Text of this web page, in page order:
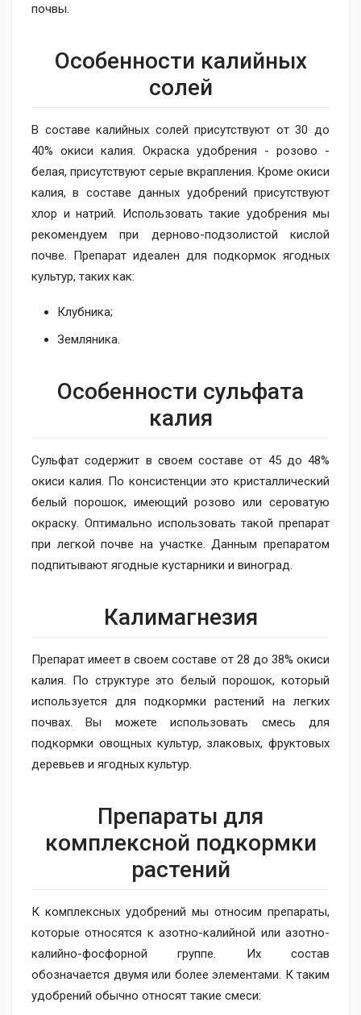
почвы.
Особенности калийных
солей
В составе калийных солей присутствуют от 30 до
40% окиси калия. Окраска удобрения - розово -
белая, присутствуют серые вкрапления. Кроме окиси
калия, в составе данных удобрений присутствуют
хлор и натрий. Использовать такие удобрения мы
рекомендуем при дерново-подзолистой кислой
почве. Препарат идеален для подкормок ягодных
культур, таких как:
Клубника;
Земляника.
Особенности сульфата
калия
Сульфат содержит в своем составе от 45 до 48%
окиси калия. По консистенции это кристаллический
белый порошок, имеющий розово или сероватую
окраску. Оптимально использовать такой препарат
при легкой почве на участке. Данным препаратом
подпитывают ягодные кустарники и виноград.
Калимагнезия
Препарат имеет в своем составе от 28 до 38% окиси
калия. По структуре это белый порошок, который
используется для подкормки растений на легких
почвах. Вы можете использовать смесь для
подкормки овощных культур, злаковых, фруктовых
деревьев и ягодных культур.
Препараты для
комплексной подкормки
растений
К комплексных удобрений мы относим препараты,
которые относятся к азотно-калийной или азотно-
калийно-фосфорной группе. Их состав
обозначается двумя или более элементами. К таким
удобрений обычно относят такие смеси: